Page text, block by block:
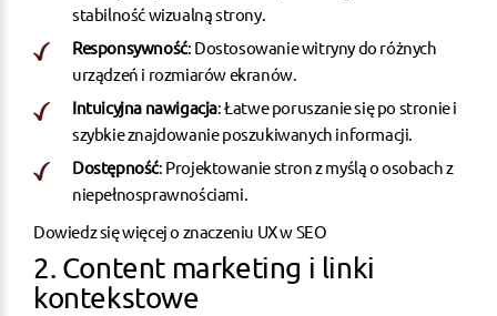
stabilność wizualną strony.
Responsywność: Dostosowanie witryny do różnych
urządzeń i rozmiarów ekranów.
Intuicyjna nawigacja: Łatwe poruszanie się po stronie i
szybkie znajdowanie poszukiwanych informacji.
Dostępność: Projektowanie stron z myślą o osobach z
niepełnosprawnościami.
Dowiedz się więcej o znaczeniu UX w SEO
2. Content marketing i linki
kontekstowe